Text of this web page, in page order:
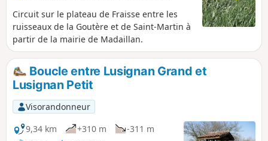
Circuit sur le plateau de Fraisse entre les
ruisseaux de la Goutère et de Saint-Martin à
partir de la mairie de Madaillan.
Boucle entre Lusignan Grand et
Lusignan Petit
Visorandonneur
9,34 km
+310 m
-311 m